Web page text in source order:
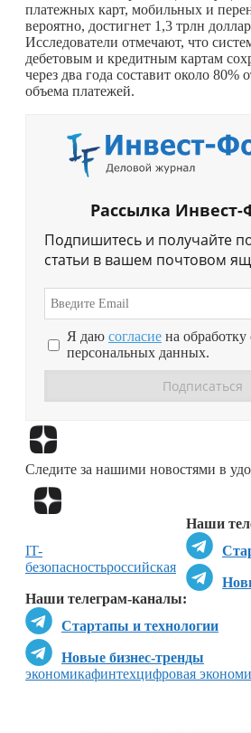
платежных карт, мобильных и
вероятно, достигнет 1,3 трлн
Исследователи отмечают, что
дебетовым и кредитным картам
через два года составит около 80%
объема платежей.
Рассылка Инвест-
Подпишитесь и получайте
статьи в вашем почтовом
Я даю согласие на обработку
персональных данных.
Следите за нашими новостями в
Наши
Наши телеграм-каналы:
Стартапы и технологии
Новые бизнес-тренды
IT-
безопасностьроссийская
экономикафинтехцифровая